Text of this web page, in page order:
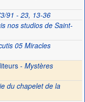
91 - 23, 13-36
nos studios de Saint-
05 Miracles
- Mystères
du chapelet de la